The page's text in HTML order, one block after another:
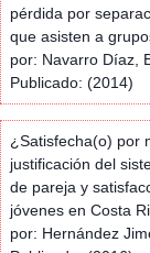
pérdida por
que asisten a
por: Navarro Díaz,
Publicado: (2014)
¿Satisfecha(o) por
justificación del
de pareja y
jóvenes en Costa
por: Hernández